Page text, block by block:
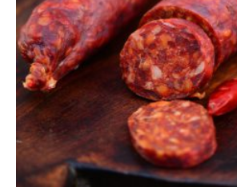
め
の
メ
デ
ィ
ア
で
す。
発
酵
食
品
の
レ
シ
ピ